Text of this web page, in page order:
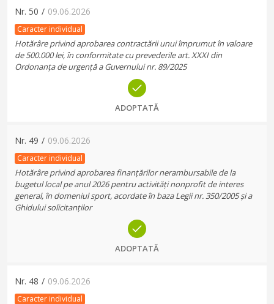
Nr. 50 / 09.06.2026
Caracter individual
Hotărâre privind aprobarea contractării unui împrumut în valoare
de 500.000 lei, în conformitate cu prevederile art. XXXI din
Ordonanța de urgență a Guvernului nr. 89/2025
ADOPTATĂ
Nr. 49 / 09.06.2026
Caracter individual
Hotărâre privind aprobarea finanțărilor nerambursabile de la
bugetul local pe anul 2026 pentru activități nonprofit de interes
general, în domeniul sport, acordate în baza Legii nr. 350/2005 și a
Ghidului solicitanților
ADOPTATĂ
Nr. 48 / 09.06.2026
Caracter individual